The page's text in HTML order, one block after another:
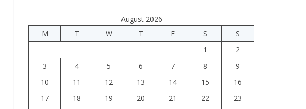
August 2026
M
T W T F S
S
1
2
3
4 5 6 7 8
9
10
11 12 13 14 15
16
17
18 19 20 21 22
23